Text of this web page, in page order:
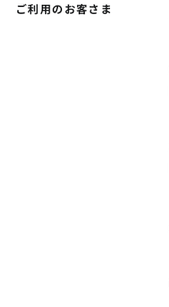
ご利用のお客さま